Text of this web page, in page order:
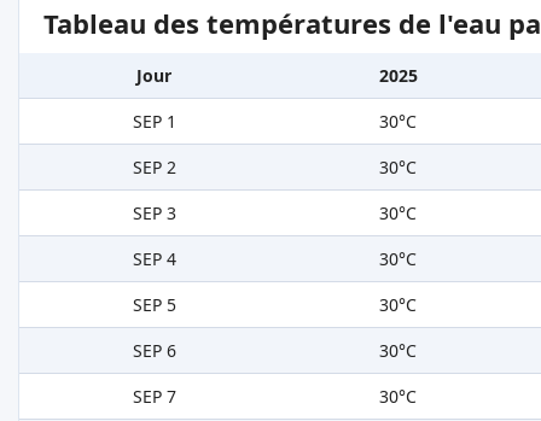
Tableau des températures de l'eau
Jour
2025
SEP 1
30°C
SEP 2
30°C
SEP 3
30°C
SEP 4
30°C
SEP 5
30°C
SEP 6
30°C
SEP 7
30°C